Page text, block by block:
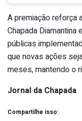
A premiação reforça
Chapada
públicas
que novas ações
meses, mantendo o
Jornal da Chapada
Compartilhe isso: